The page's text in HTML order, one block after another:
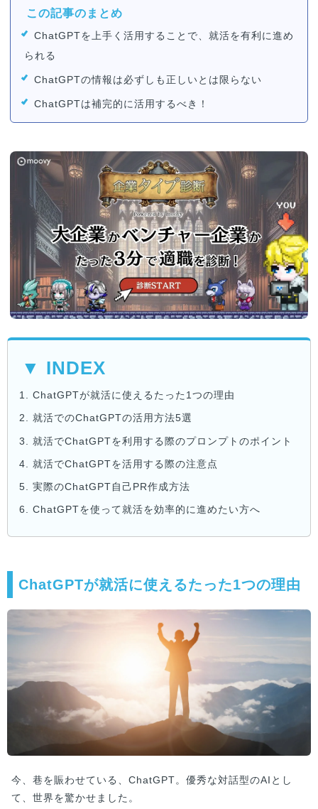
この記事のまとめ
ChatGPTを上手く活用することで、就活を有利に進め
られる
ChatGPTの情報は必ずしも正しいとは限らない
ChatGPTは補完的に活用するべき！
▼ INDEX
1. ChatGPTが就活に使えるたった1つの理由
2. 就活でのChatGPTの活用方法5選
3. 就活でChatGPTを利用する際のプロンプトのポイント
4. 就活でChatGPTを活用する際の注意点
5. 実際のChatGPT自己PR作成方法
6. ChatGPTを使って就活を効率的に進めたい方へ
ChatGPTが就活に使えるたった1つの理由
今、巷を賑わせている、ChatGPT。優秀な対話型のAIとし
て、世界を驚かせました。